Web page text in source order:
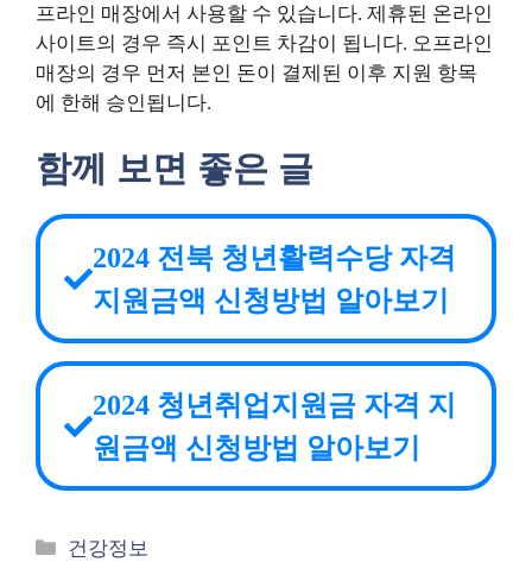
프라인 매장에서 사용할 수 있습니다. 제휴된 온라인
사이트의 경우 즉시 포인트 차감이 됩니다. 오프라인
매장의 경우 먼저 본인 돈이 결제된 이후 지원 항목
에 한해 승인됩니다.
함께 보면 좋은 글
2024 전북 청년활력수당 자격
지원금액 신청방법 알아보기
2024 청년취업지원금 자격 지
원금액 신청방법 알아보기
카
건강정보